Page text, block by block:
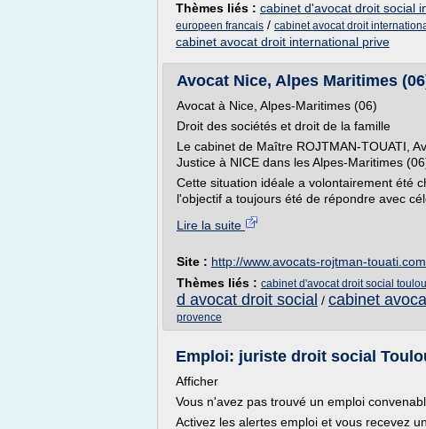
Thèmes liés : cabinet d'avocat droit social
europeen francais / cabinet avocat droit
cabinet avocat droit international prive
Avocat Nice, Alpes Maritimes
Avocat à Nice, Alpes-Maritimes (06)
Droit des sociétés et droit de la famille
Le cabinet de Maître ROJTMAN-TOUATI,
Justice à NICE dans les Alpes-Maritimes
Cette situation idéale a volontairement été
l'objectif a toujours été de répondre avec
Lire la suite
Site : http://www.avocats-rojtman-touati.com
Thèmes liés : cabinet d'avocat droit social
d avocat droit social / cabinet
provence
Emploi: juriste droit social
Afficher
Vous n'avez pas trouvé un emploi
Activez les alertes emploi et vous recevez